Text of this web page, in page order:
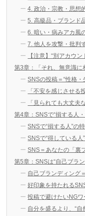
4. 政治・宗教・思想
5. 高級品・ブランド
6. 暗い・病みアカ風
7. 他人を攻撃・批判
【注意】“別アカウ
第3章：「それ、無意識に
SNSの投稿＝“性格
「不安を感じさせる
「見られても大丈夫
第4章：SNSで“損する人
SNSで“損する人”の
SNSで“得している人
SNS＝あなたの「裏
第5章：SNSは“自己ブラ
自己ブランディング
好印象を持たれる
投稿で避けたいNG
自分を盛るより、“自